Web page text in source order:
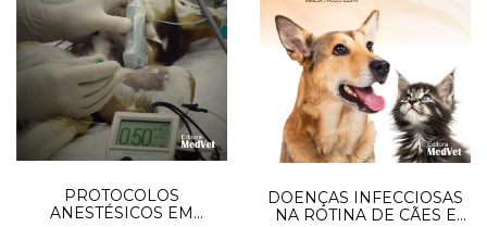
PROTOCOLOS
ANESTÉSICOS EM
DOENÇAS INFECCIOSAS
NA ROTINA DE CÃES E